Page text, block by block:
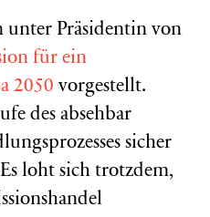
unter Präsidentin von
für ein
2050 vorgestellt.
des absehbar
sicher
loht sich trotzdem,